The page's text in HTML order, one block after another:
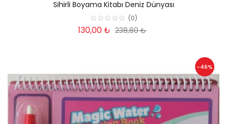
Sihirli Boyama Kitabı Deniz Dünyası
(0)
130,00 ₺ 238,80 ₺
-46%